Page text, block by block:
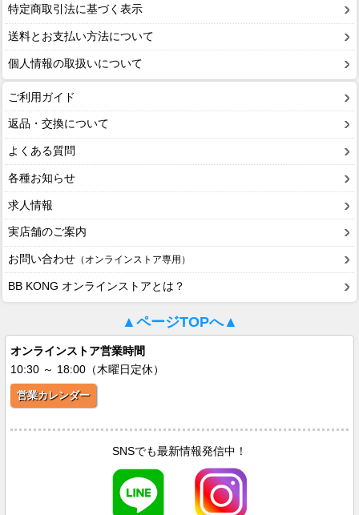
特定商取引法に基づく表示
送料とお支払い方法について
個人情報の取扱いについて
ご利用ガイド
返品・交換について
よくある質問
各種お知らせ
求人情報
実店舗のご案内
お問い合わせ （オンラインストア専用）
BB KONG オンラインストアとは？
▲ページTOPへ▲
オンラインストア営業時間
10:30 ～ 18:00（木曜日定休）
営業カレンダー
SNSでも最新情報発信中！